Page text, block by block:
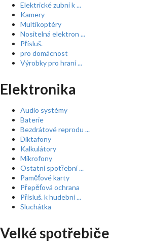
Elektrické zubní k ...
Kamery
Multikoptéry
Nositelná elektron ...
Přísluš.
pro domácnost
Výrobky pro hraní ...
Elektronika
Audio systémy
Baterie
Bezdrátové reprodu ...
Diktafony
Kalkulátory
Mikrofony
Ostatní spotřební ...
Paměťové karty
Přepěťová ochrana
Přísluš. k hudební ...
Sluchátka
Velké spotřebiče